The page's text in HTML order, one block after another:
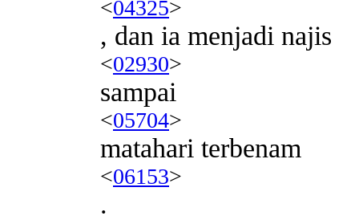
<04325>
, dan ia menjadi najis
<02930>
sampai
<05704>
matahari terbenam
<06153>
.